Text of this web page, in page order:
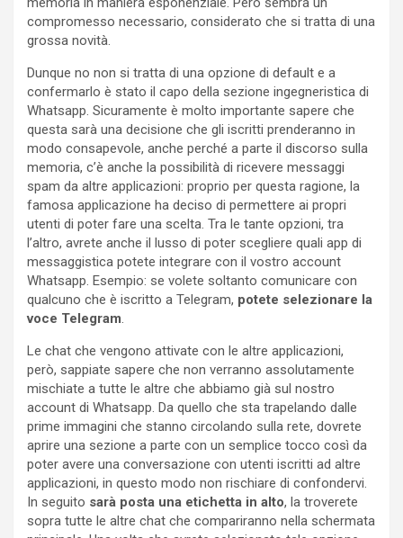
compromesso necessario, considerato che si tratta di una
grossa novità.
Dunque no non si tratta di una opzione di default e a
confermarlo è stato il capo della sezione ingegneristica di
Whatsapp. Sicuramente è molto importante sapere che
questa sarà una decisione che gli iscritti prenderanno in
modo consapevole, anche perché a parte il discorso sulla
memoria, c’è anche la possibilità di ricevere messaggi
spam da altre applicazioni: proprio per questa ragione, la
famosa applicazione ha deciso di permettere ai propri
utenti di poter fare una scelta. Tra le tante opzioni, tra
l’altro, avrete anche il lusso di poter scegliere quali app di
messaggistica potete integrare con il vostro account
Whatsapp. Esempio: se volete soltanto comunicare con
qualcuno che è iscritto a Telegram, potete selezionare la
voce Telegram.
Le chat che vengono attivate con le altre applicazioni,
però, sappiate sapere che non verranno assolutamente
mischiate a tutte le altre che abbiamo già sul nostro
account di Whatsapp. Da quello che sta trapelando dalle
prime immagini che stanno circolando sulla rete, dovrete
aprire una sezione a parte con un semplice tocco così da
poter avere una conversazione con utenti iscritti ad altre
applicazioni, in questo modo non rischiare di confondervi.
In seguito sarà posta una etichetta in alto, la troverete
sopra tutte le altre chat che compariranno nella schermata